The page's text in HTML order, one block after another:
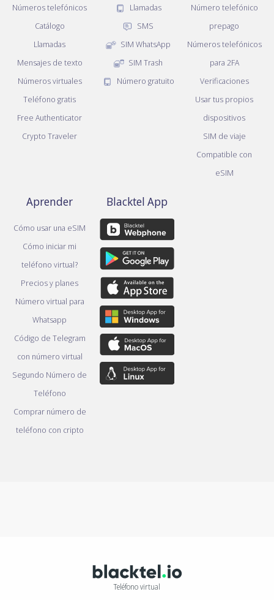
Números telefónicos
Catálogo
Llamadas
Mensajes de texto
Números virtuales
Teléfono gratis
Free Authenticator
Crypto Traveler
Llamadas
SMS
SIM WhatsApp
SIM Trash
Número gratuito
Número telefónico
prepago
Números telefónicos
para 2FA
Verificaciones
Usar tus propios
dispositivos
SIM de viaje
Compatible con
eSIM
Aprender
Cómo usar una eSIM
Cómo iniciar mi
teléfono virtual?
Precios y planes
Número virtual para
Whatsapp
Código de Telegram
con número virtual
Segundo Número de
Teléfono
Comprar número de
teléfono con cripto
Blacktel App
Teléfono virtual